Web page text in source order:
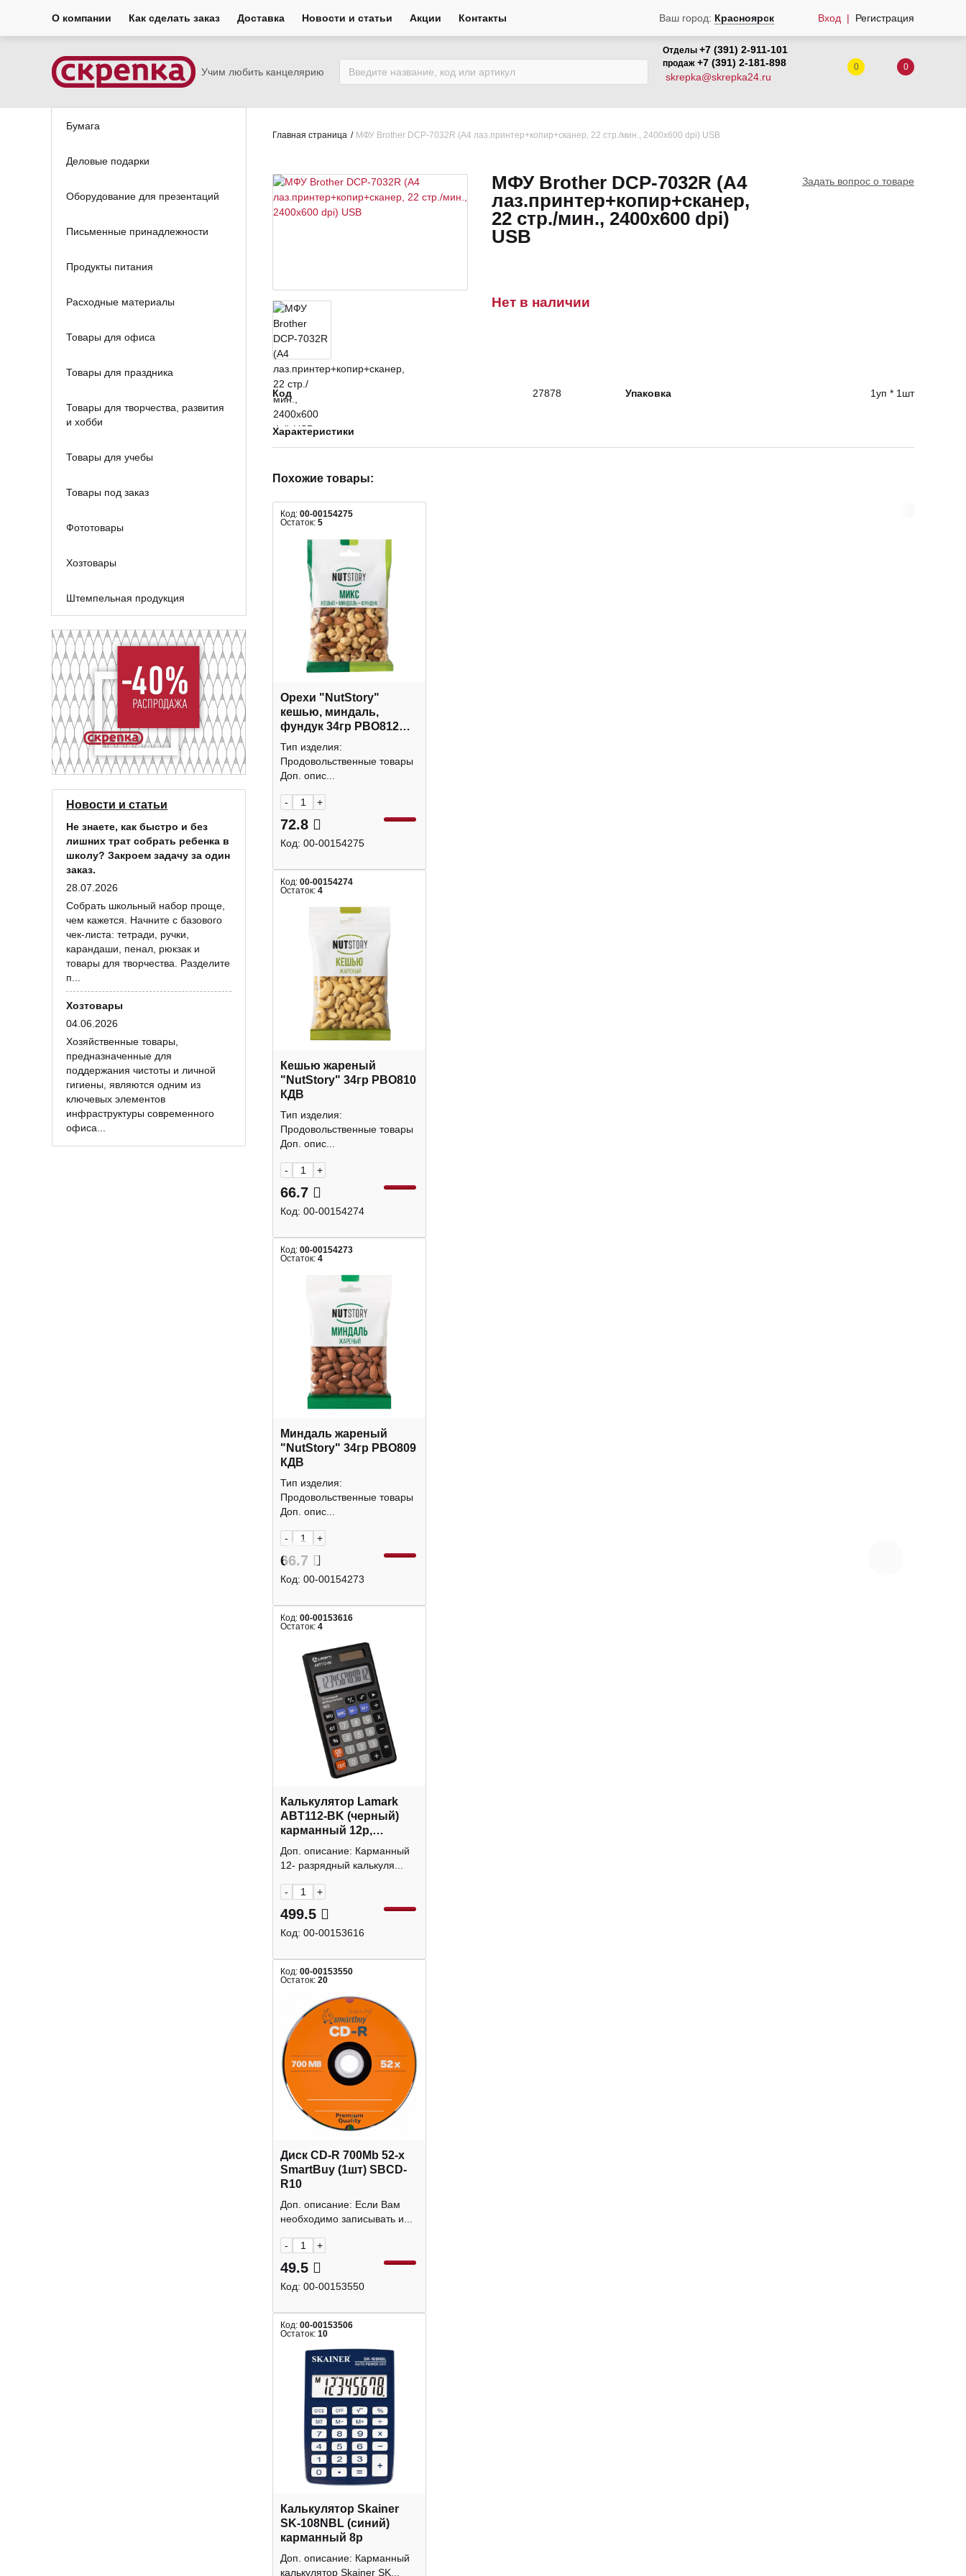
О компании Как сделать заказ Доставка Новости и статьи Акции Контакты Ваш город: Красноярск Вход Регистрация
Учим любить канцелярию
Отделы +7 (391) 2-911-101
продаж +7 (391) 2-181-898
skrepka@skrepka24.ru
0 0
Бумага
Деловые подарки
Оборудование для презентаций
Письменные принадлежности
Продукты питания
Расходные материалы
Товары для офиса
Товары для праздника
Товары для творчества, развития
и хобби
Товары для учебы
Товары под заказ
Фототовары
Хозтовары
Штемпельная продукция
Новости и статьи
Не знаете, как быстро и без
лишних трат собрать ребенка в
школу? Закроем задачу за один
заказ.
28.07.2026
Собрать школьный набор проще,
чем кажется. Начните с базового
чек-листа: тетради, ручки,
карандаши, пенал, рюкзак и
товары для творчества. Разделите
п...
Хозтовары
04.06.2026
Хозяйственные товары,
предназначенные для
поддержания чистоты и личной
гигиены, являются одним из
ключевых элементов
инфраструктуры современного
офиса...
Главная страница МФУ Brother DCP-7032R (А4 лаз.принтер+копир+сканер, 22 стр./мин., 2400x600 dpi) USB
МФУ Brother DCP-7032R (А4
лаз.принтер+копир+сканер,
22 стр./мин., 2400x600 dpi)
USB
Задать вопрос о товаре
Нет в наличии
Код 27878 Упаковка 1уп * 1шт
Характеристики
Похожие товары:
Код: 00-00154275
Остаток: 5
Орехи "NutStory"
кешью, миндаль,
фундук 34гр РВО812
КДВ
Тип изделия:
Продовольственные товары
Доп. опис...
- +
72.8
Код: 00-00154275
Код: 00-00154274
Остаток: 4
Кешью жареный
"NutStory" 34гр РВО810
КДВ
Тип изделия:
Продовольственные товары
Доп. опис...
- +
66.7
Код: 00-00154274
Код: 00-00154273
Остаток: 4
Миндаль жареный
"NutStory" 34гр РВО809
КДВ
Тип изделия:
Продовольственные товары
Доп. опис...
- +
66.7
Код: 00-00154273
Код: 00-00153616
Остаток: 4
Калькулятор Lamark
ABT112-BK (черный)
карманный 12р,
крышка
Доп. описание: Карманный
12- разрядный калькуля...
- +
499.5
Код: 00-00153616
Код: 00-00153550
Остаток: 20
Диск CD-R 700Mb 52-х
SmartBuy (1шт) SBCD-
R10
Доп. описание: Если Вам
необходимо записывать и...
- +
49.5
Код: 00-00153550
Код: 00-00153506
Остаток: 10
Калькулятор Skainer
SK-108NBL (синий)
карманный 8р
Доп. описание: Карманный
калькулятор Skainer SK...